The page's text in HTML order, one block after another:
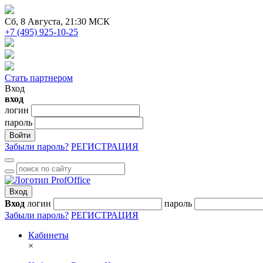
Сб, 8 Августа, 21:30 МСК
+7 (495) 925-10-25
Стать партнером
Вход
вход
логин
пароль
Войти
Забыли пароль? РЕГИСТРАЦИЯ
Вход
Вход логин пароль
Забыли пароль? РЕГИСТРАЦИЯ
Кабинеты
×